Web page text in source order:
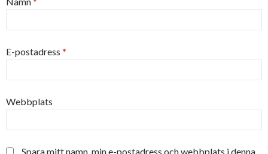
E-postadress *
Webbplats
Spara mitt namn, min e-postadress och webbplats i denna